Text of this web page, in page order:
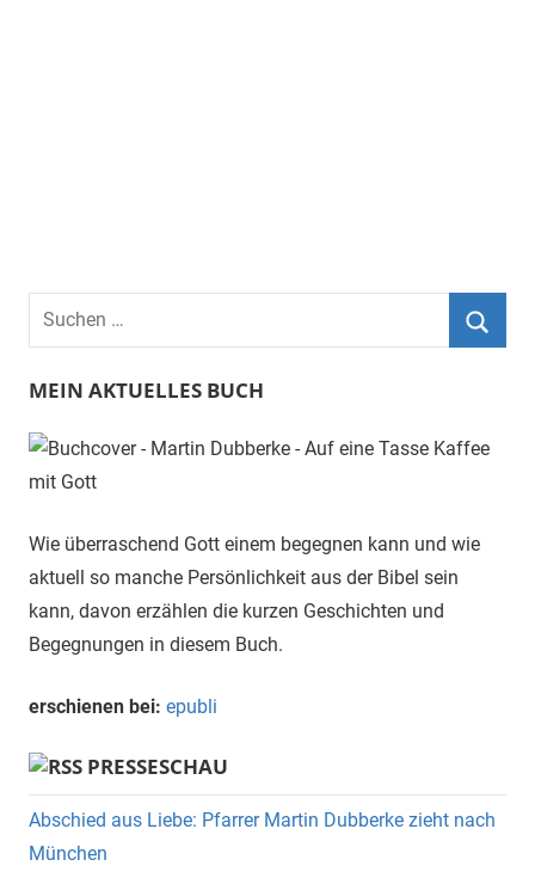
Suchen
MEIN AKTUELLES BUCH
Wie überraschend Gott einem begegnen kann und wie
aktuell so manche Persönlichkeit aus der Bibel sein
kann, davon erzählen die kurzen Geschichten und
Begegnungen in diesem Buch.
erschienen bei: epubli
PRESSESCHAU
Abschied aus Liebe: Pfarrer Martin Dubberke zieht nach
München